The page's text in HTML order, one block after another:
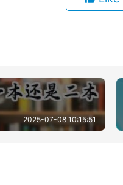
2025-07-08 10:15:51